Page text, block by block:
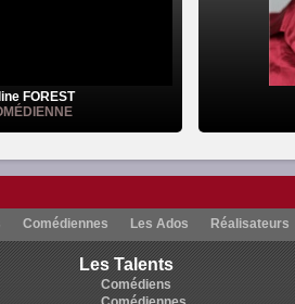
FOREST
Comédiennes Les Ados Réalisateurs
Les Talents
Comédiens